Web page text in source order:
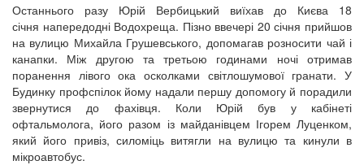
Останнього разу Юрій Вербицький виїхав до Києва 18
січня напередодні Водохреща. Пізно ввечері 20 січня прийшов
на вулицю Михайла Грушевського, допомагав розносити чай і
канапки. Між другою та третьою годинами ночі отримав
поранення лівого ока осколками світлошумової гранати. У
Будинку профспілок йому надали першу допомогу й порадили
звернутися до фахівця. Коли Юрій був у кабінеті
офтальмолога, його разом із майданівцем Ігорем Луценком,
який його привіз, силоміць витягли на вулицю та кинули в
мікроавтобус.